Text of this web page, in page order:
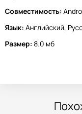
Совместимость:
Язык: Английский,
Размер: 8.0 мб